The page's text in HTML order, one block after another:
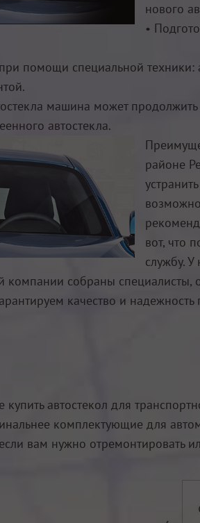
нового
•
помощи специальной
машина может
автостекла.
районе
вот, что
службу.
компании собраны
качество и
купить автостекол для
комплектующие для
вам нужно отремонтировать